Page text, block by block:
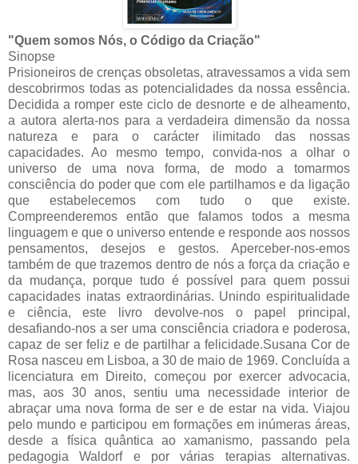
"Quem somos Nós, o Código da Criação"
Sinopse
Prisioneiros de crenças obsoletas, atravessamos a vida sem
descobrirmos todas as potencialidades da nossa essência.
Decidida a romper este ciclo de desnorte e de alheamento,
a autora alerta-nos para a verdadeira dimensão da nossa
natureza e para o carácter ilimitado das nossas
capacidades. Ao mesmo tempo, convida-nos a olhar o
universo de uma nova forma, de modo a tomarmos
consciência do poder que com ele partilhamos e da ligação
que estabelecemos com tudo o que existe.
Compreenderemos então que falamos todos a mesma
linguagem e que o universo entende e responde aos nossos
pensamentos, desejos e gestos. Aperceber-nos-emos
também de que trazemos dentro de nós a força da criação e
da mudança, porque tudo é possível para quem possui
capacidades inatas extraordinárias. Unindo espiritualidade
e ciência, este livro devolve-nos o papel principal,
desafiando-nos a ser uma consciência criadora e poderosa,
capaz de ser feliz e de partilhar a felicidade.Susana Cor de
Rosa nasceu em Lisboa, a 30 de maio de 1969. Concluída a
licenciatura em Direito, começou por exercer advocacia,
mas, aos 30 anos, sentiu uma necessidade interior de
abraçar uma nova forma de ser e de estar na vida. Viajou
pelo mundo e participou em formações em inúmeras áreas,
desde a física quântica ao xamanismo, passando pela
pedagogia Waldorf e por várias terapias alternativas.